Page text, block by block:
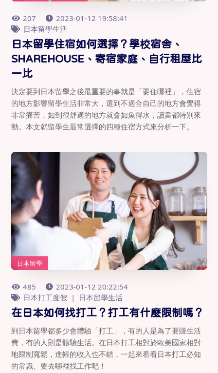
207
2023-01-12 19:58:41
日本留學生活
日本留學住宿如何選擇？學校宿舎、
SHAREHOUSE、寄宿家庭、自行租屋比
一比
決定要到日本留學之後最重要的事就是「要住哪裡」，住宿
的地方影響留學生活非常大，選到不適合自己的地方會覺得
非常痛苦，如到很舒適的地方就會如魚得水，讀書都特別來
勁。本文就留學生最常選擇的四種住宿方式來分析一下。
日本留學
485
2023-01-12 20:22:54
日本打工度假
日本留學生活
在日本如何找打工？打工有什麼限制嗎？
到日本留學都多少會體驗「打工」，有的人是為了要賺生活
費，有的人則是體驗生活。在日本打工相對於歐美國家相對
地限制寬鬆，進帳的收入也不錯，一起來看看日本打工必知
的常識、要去哪裡找工作吧！